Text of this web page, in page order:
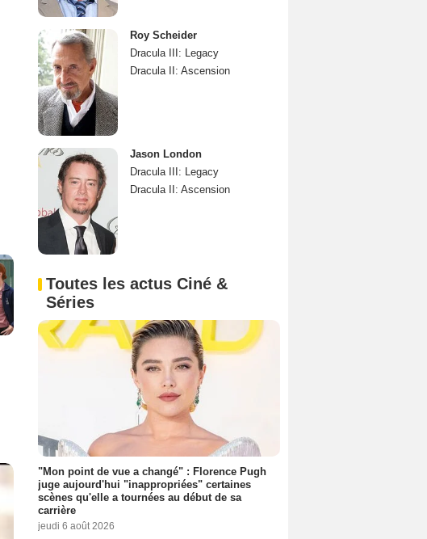
Roy Scheider
Dracula III: Legacy
Dracula II: Ascension
Jason London
Dracula III: Legacy
Dracula II: Ascension
Toutes les actus Ciné &
Séries
"Mon point de vue a changé" : Florence Pugh
juge aujourd'hui "inappropriées" certaines
scènes qu'elle a tournées au début de sa
carrière
jeudi 6 août 2026